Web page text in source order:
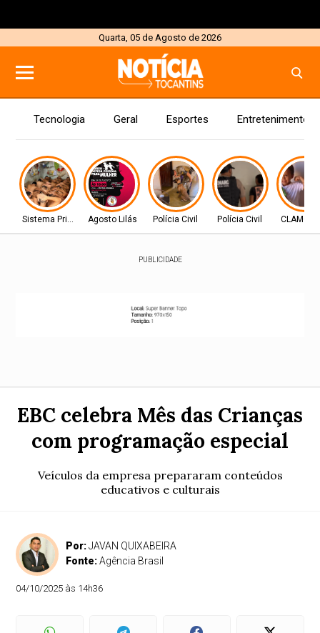
Quarta, 05 de Agosto de 2026
Tecnologia Geral Esportes Entretenimento
Sistema PrisionalAgosto Lilás Polícia Civil Polícia Civil CLAMOR
PUBLICIDADE
EBC celebra Mês das Crianças
com programação especial
Veículos da empresa prepararam conteúdos
educativos e culturais
Por:JAVAN QUIXABEIRA
Fonte:Agência Brasil
04/10/2025 às 14h36